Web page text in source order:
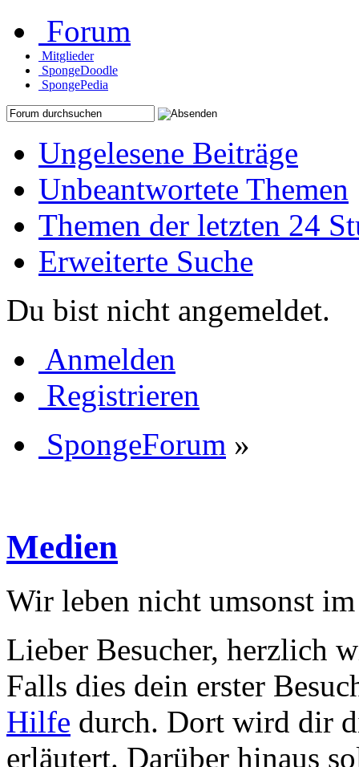
Forum
Mitglieder
SpongeDoodle
SpongePedia
Ungelesene Beiträge
Unbeantwortete Themen
Themen der letzten 24
Erweiterte Suche
Du bist nicht angemeldet.
Anmelden
Registrieren
SpongeForum »
Medien
Wir leben nicht umsonst
Lieber Besucher, herzlich
Falls dies dein erster
Hilfe durch. Dort wird dir
erläutert. Darüber hinaus